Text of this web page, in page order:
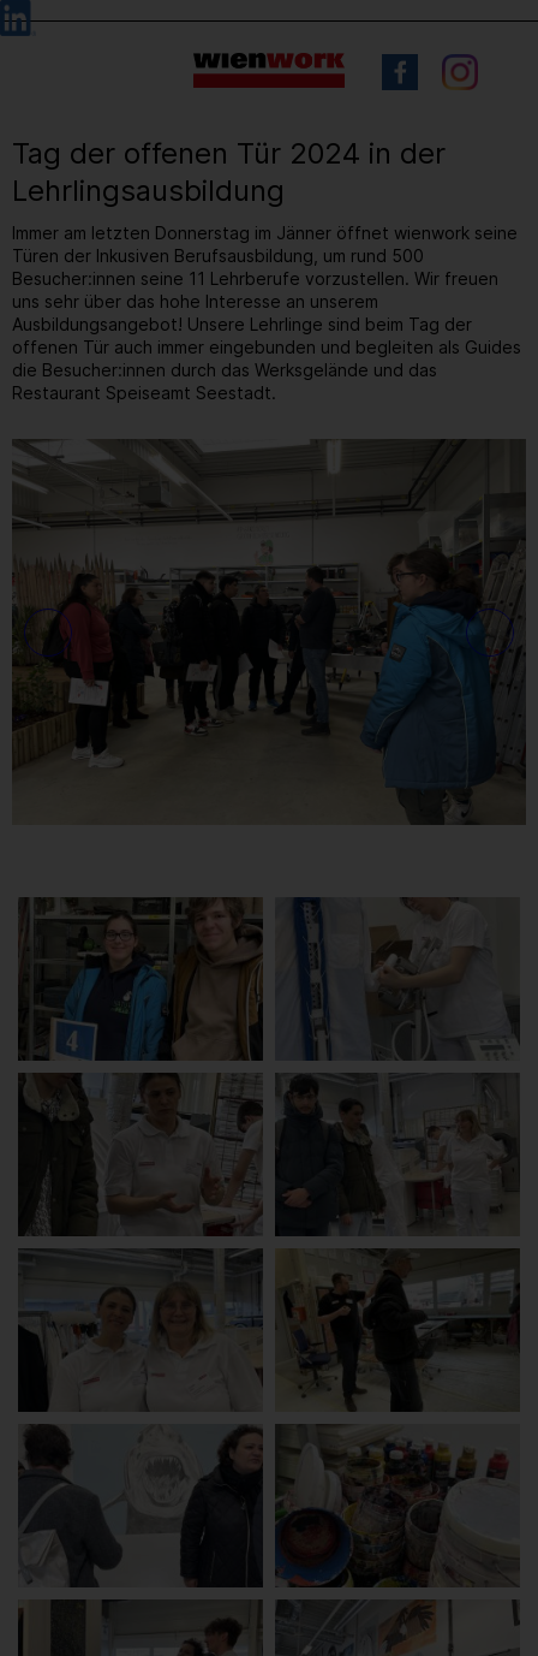
Barrierefreie
Bedienung
Sprachauswahl
Tag der offenen Tür 2024 in der
Lehrlingsausbildung
Immer am letzten Donnerstag im Jänner öffnet wienwork seine
Türen der Inkusiven Berufsausbildung, um rund 500
Besucher:innen seine 11 Lehrberufe vorzustellen. Wir freuen
uns sehr über das hohe Interesse an unserem
Ausbildungsangebot! Unsere Lehrlinge sind beim Tag der
offenen Tür auch immer eingebunden und begleiten als Guides
die Besucher:innen durch das Werksgelände und das
Restaurant Speiseamt Seestadt.
15 / 61